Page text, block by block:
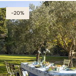
-20%